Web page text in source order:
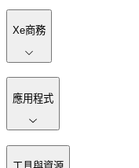
Xe商務
應用程式